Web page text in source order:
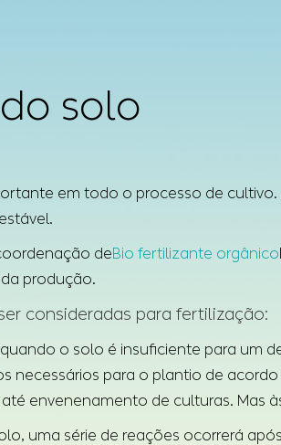
solo
em todo o processo de
deBio fertilizante orgânico
produção.
consideradas para fertilização:
o solo é insuficiente para um
necessários para o plantio de
envenenamento de culturas. Mas
uma série de reações ocorrerá